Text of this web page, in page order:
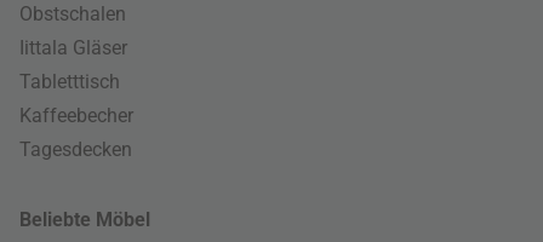
Obstschalen
Iittala Gläser
Tabletttisch
Kaffeebecher
Tagesdecken
Beliebte Möbel